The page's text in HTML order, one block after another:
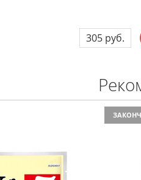
305 руб.